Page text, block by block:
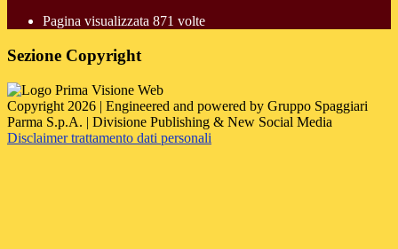
Pagina visualizzata 871 volte
Sezione Copyright
Copyright 2026 | Engineered and powered by Gruppo Spaggiari
Parma S.p.A. | Divisione Publishing & New Social Media
Disclaimer trattamento dati personali